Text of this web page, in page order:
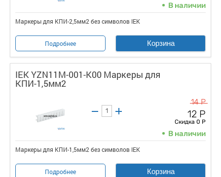
В наличии
Маркеры для КПИ-2,5мм2 без символов IEK
Подробнее Корзина
IEK YZN11M-001-K00 Маркеры для
КПИ-1,5мм2
14 Р
12 Р
Скидка 0 Р
В наличии
Маркеры для КПИ-1,5мм2 без символов IEK
Подробнее Корзина